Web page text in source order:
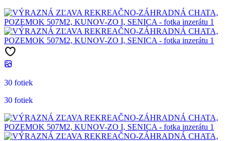
30 fotiek
30 fotiek